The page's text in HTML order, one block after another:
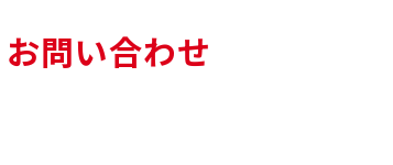
お問い合わせ